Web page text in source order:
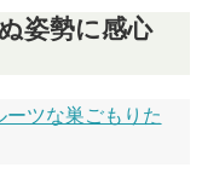
姿勢に感心
ーツな巣ごもりた